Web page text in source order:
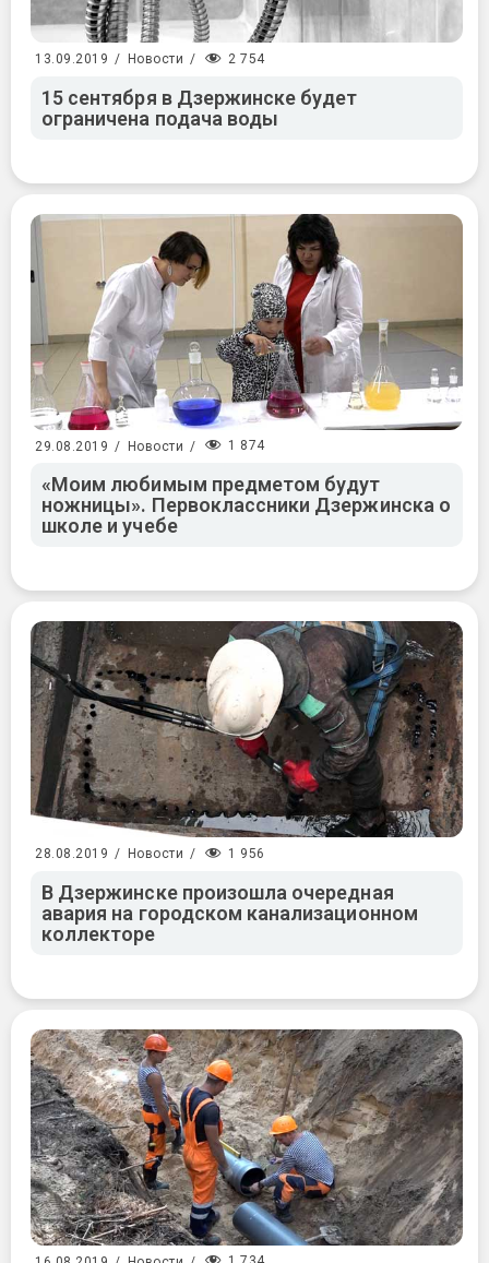
13.09.2019 / Новости / 2 754
15 сентября в Дзержинске будет
ограничена подача воды
29.08.2019 / Новости / 1 874
«Моим любимым предметом будут
ножницы». Первоклассники Дзержинска о
школе и учебе
28.08.2019 / Новости / 1 956
В Дзержинске произошла очередная
авария на городском канализационном
коллекторе